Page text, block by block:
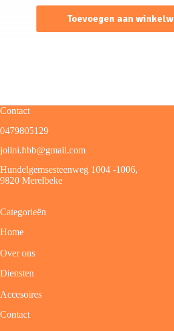
Toevoegen aan
Contact
0479805129
jolini.hbb@gmail.com
Hundelgemsesteenweg 1004 -1006,
9820 Merelbeke
Categorieën
Home
Over ons
Diensten
Accesoires
Contact